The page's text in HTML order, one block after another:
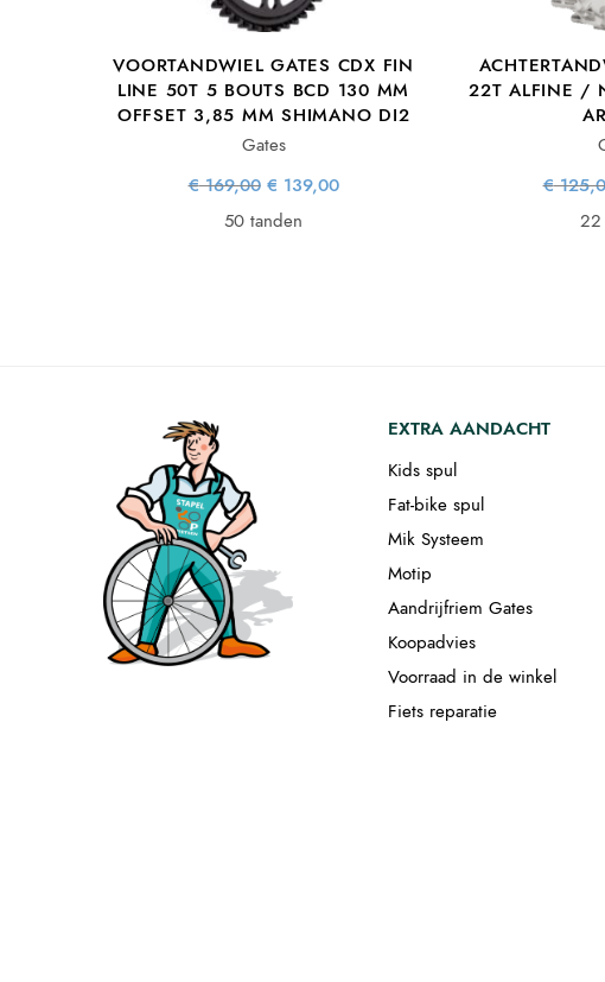
VOORTANDWIEL GATES CDX FIN
LINE 50T 5 BOUTS BCD 130 MM
OFFSET 3,85 MM SHIMANO DI2
Gates
€169,00 Oorspronkelijke
prijs was:
€ 169,00.
€ 139,00
50 tanden
22T ALFINE /
€
22
EXTRA AANDACHT
Kids spul
Fat-bike spul
Mik Systeem
Motip
Aandrijfriem Gates
Koopadvies
Voorraad in de winkel
Fiets reparatie